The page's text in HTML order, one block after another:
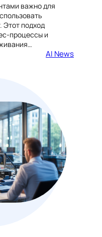
важно для
Этот подход
процессы и
AI News